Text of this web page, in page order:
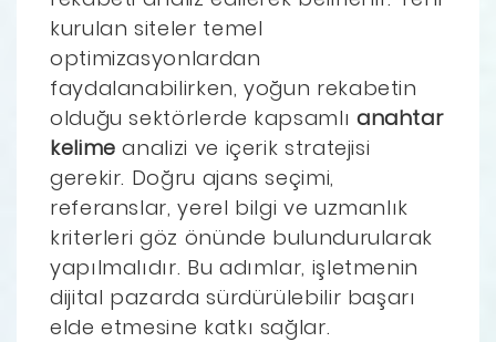
kurulan siteler temel
optimizasyonlardan
faydalanabilirken, yoğun rekabetin
olduğu sektörlerde kapsamlı anahtar
kelime analizi ve içerik stratejisi
gerekir. Doğru ajans seçimi,
referanslar, yerel bilgi ve uzmanlık
kriterleri göz önünde bulundurularak
yapılmalıdır. Bu adımlar, işletmenin
dijital pazarda sürdürülebilir başarı
elde etmesine katkı sağlar.